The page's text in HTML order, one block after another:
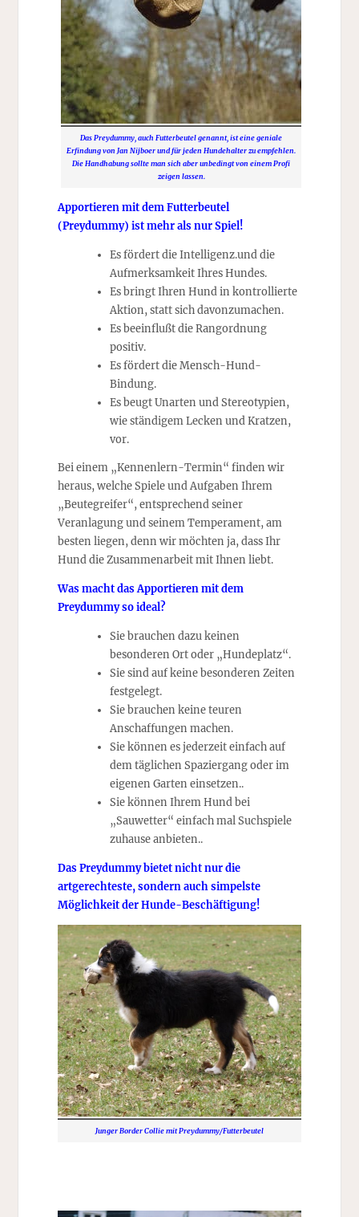
Das Preydummy, auch Futterbeutel genannt, ist eine geniale
Erfindung von Jan Nijboer und für jeden Hundehalter zu empfehlen.
Die Handhabung sollte man sich aber unbedingt von einem Profi
zeigen lassen.
Apportieren mit dem Futterbeutel
(Preydummy) ist mehr als nur Spiel!
Es fördert die Intelligenz.und die
Aufmerksamkeit Ihres Hundes.
Es bringt Ihren Hund in kontrollierte
Aktion, statt sich davonzumachen.
Es beeinflußt die Rangordnung
positiv.
Es fördert die Mensch-Hund-
Bindung.
Es beugt Unarten und Stereotypien,
wie ständigem Lecken und Kratzen,
vor.
Bei einem „Kennenlern-Termin“ finden wir
heraus, welche Spiele und Aufgaben Ihrem
„Beutegreifer“, entsprechend seiner
Veranlagung und seinem Temperament, am
besten liegen, denn wir möchten ja, dass Ihr
Hund die Zusammenarbeit mit Ihnen liebt.
Was macht das Apportieren mit dem
Preydummy so ideal?
Sie brauchen dazu keinen
besonderen Ort oder „Hundeplatz“.
Sie sind auf keine besonderen Zeiten
festgelegt.
Sie brauchen keine teuren
Anschaffungen machen.
Sie können es jederzeit einfach auf
dem täglichen Spaziergang oder im
eigenen Garten einsetzen..
Sie können Ihrem Hund bei
„Sauwetter“ einfach mal Suchspiele
zuhause anbieten..
Das Preydummy bietet nicht nur die
artgerechteste, sondern auch simpelste
Möglichkeit der Hunde-Beschäftigung!
Junger Border Collie mit Preydummy/Futterbeutel